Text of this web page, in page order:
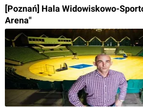
[Poznań] Hala Widowiskowo-
Arena"